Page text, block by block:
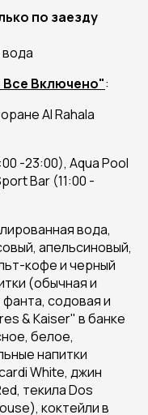
по заезду
вода
Все Включено":
Al Rahala
-23:00), Aqua Pool
Bar (11:00 -
вода,
апельсиновый,
кофе и черный
(обычная и
содовая и
& Kaiser" в банке
белое,
напитки
White, джин
текила Dos
коктейли в